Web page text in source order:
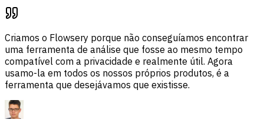
Criamos o Flowsery porque não conseguíamos encontrar
uma ferramenta de análise que fosse ao mesmo tempo
compatível com a privacidade e realmente útil. Agora
usamo-la em todos os nossos próprios produtos, é a
ferramenta que desejávamos que existisse.